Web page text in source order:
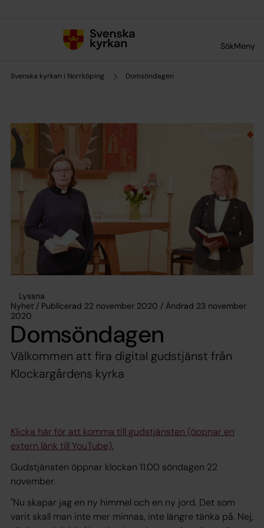
SökMeny
Svenska kyrkan i Norrköping Domsöndagen
Lyssna
Nyhet / Publicerad 22 november 2020 / Ändrad 23 november
2020
Domsöndagen
Välkommen att fira digital gudstjänst från
Klockargårdens kyrka
Klicka här för att komma till gudstjänsten (öppnar en
extern länk till YouTube).
Gudstjänsten öppnar klockan 11.00 söndagen 22
november.
"Nu skapar jag en ny himmel och en ny jord. Det som
varit skall man inte mer minnas, inte längre tänka på. Nej,